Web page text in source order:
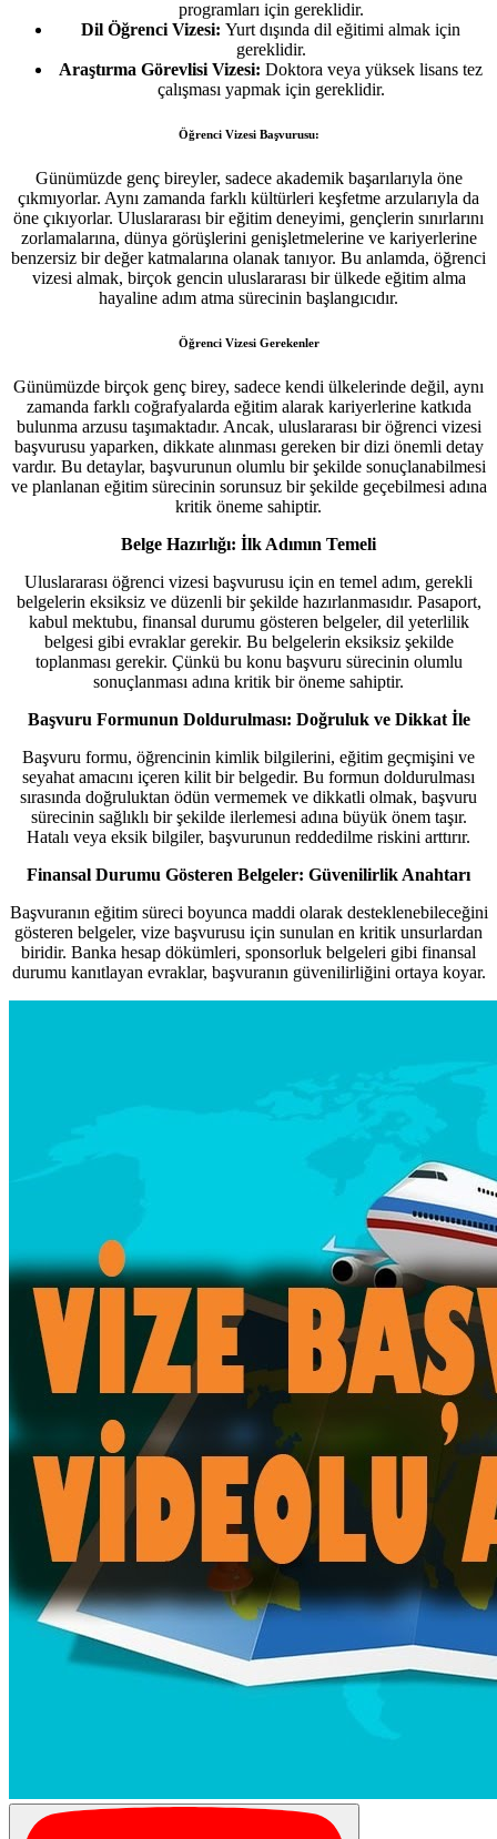
programları için gereklidir.
Dil Öğrenci Vizesi: Yurt dışında dil eğitimi almak için
gereklidir.
Araştırma Görevlisi Vizesi: Doktora veya yüksek lisans tez
çalışması yapmak için gereklidir.
Öğrenci Vizesi Başvurusu:
Günümüzde genç bireyler, sadece akademik başarılarıyla öne
çıkmıyorlar. Aynı zamanda farklı kültürleri keşfetme arzularıyla da
öne çıkıyorlar. Uluslararası bir eğitim deneyimi, gençlerin sınırlarını
zorlamalarına, dünya görüşlerini genişletmelerine ve kariyerlerine
benzersiz bir değer katmalarına olanak tanıyor. Bu anlamda, öğrenci
vizesi almak, birçok gencin uluslararası bir ülkede eğitim alma
hayaline adım atma sürecinin başlangıcıdır.
Öğrenci Vizesi Gerekenler
Günümüzde birçok genç birey, sadece kendi ülkelerinde değil, aynı
zamanda farklı coğrafyalarda eğitim alarak kariyerlerine katkıda
bulunma arzusu taşımaktadır. Ancak, uluslararası bir öğrenci vizesi
başvurusu yaparken, dikkate alınması gereken bir dizi önemli detay
vardır. Bu detaylar, başvurunun olumlu bir şekilde sonuçlanabilmesi
ve planlanan eğitim sürecinin sorunsuz bir şekilde geçebilmesi adına
kritik öneme sahiptir.
Belge Hazırlığı: İlk Adımın Temeli
Uluslararası öğrenci vizesi başvurusu için en temel adım, gerekli
belgelerin eksiksiz ve düzenli bir şekilde hazırlanmasıdır. Pasaport,
kabul mektubu, finansal durumu gösteren belgeler, dil yeterlilik
belgesi gibi evraklar gerekir. Bu belgelerin eksiksiz şekilde
toplanması gerekir. Çünkü bu konu başvuru sürecinin olumlu
sonuçlanması adına kritik bir öneme sahiptir.
Başvuru Formunun Doldurulması: Doğruluk ve Dikkat İle
Başvuru formu, öğrencinin kimlik bilgilerini, eğitim geçmişini ve
seyahat amacını içeren kilit bir belgedir. Bu formun doldurulması
sırasında doğruluktan ödün vermemek ve dikkatli olmak, başvuru
sürecinin sağlıklı bir şekilde ilerlemesi adına büyük önem taşır.
Hatalı veya eksik bilgiler, başvurunun reddedilme riskini arttırır.
Finansal Durumu Gösteren Belgeler: Güvenilirlik Anahtarı
Başvuranın eğitim süreci boyunca maddi olarak desteklenebileceğini
gösteren belgeler, vize başvurusu için sunulan en kritik unsurlardan
biridir. Banka hesap dökümleri, sponsorluk belgeleri gibi finansal
durumu kanıtlayan evraklar, başvuranın güvenilirliğini ortaya koyar.